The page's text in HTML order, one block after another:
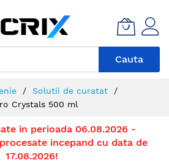
Cauta
Solutii de curatat
Crystals 500 ml
in perioada 06.08.2026 -
incepand cu data de
17.08.2026!